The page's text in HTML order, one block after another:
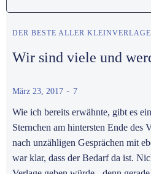
DER BESTE ALLER KLEINVERLAGE
Wir sind viele und
März 23, 2017 - 7
Wie ich bereits erwähnte, gibt es
Sternchen am hintersten Ende des
nach unzähligen Gesprächen mit
war klar, dass der Bedarf da ist.